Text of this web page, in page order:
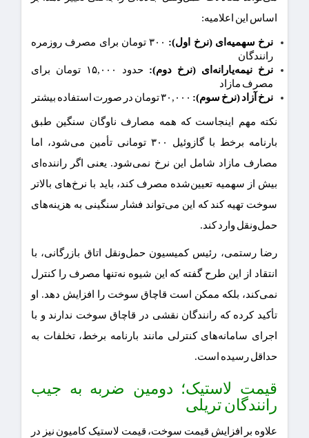
اساس این اعلامیه:
نرخ سهمیه‌ای (نرخ اول):
۳۰۰ تومان برای مصرف روزمره
رانندگان
نرخ نیمه‌یارانه‌ای (نرخ دوم):
حدود ۱۵,۰۰۰ تومان برای
مصرف مازاد
نرخ آزاد (نرخ سوم):
نکته مهم اینجاست که همه مصارف ناوگان سنگین طبق
بارنامه برخط با گازوئیل ۳۰۰ تومانی تأمین می‌شود، اما
مصارف مازاد شامل این نرخ نمی‌شود. یعنی اگر راننده‌ای
بیش از سهمیه تعیین‌شده مصرف کند، باید با نرخ‌های بالاتر
سوخت تهیه کند که این می‌تواند فشار سنگینی به هزینه‌های
حمل‌ونقل وارد کند.
رضا رستمی، رئیس کمیسیون حمل‌ونقل اتاق بازرگانی، با
انتقاد از این طرح گفته که این شیوه نه‌تنها مصرف را کنترل
نمی‌کند، بلکه ممکن است قاچاق سوخت را افزایش دهد. او
تأکید کرده که رانندگان نقشی در قاچاق سوخت ندارند و با
اجرای سامانه‌های کنترلی مانند بارنامه برخط، تخلفات به
حداقل رسیده است.
قیمت لاستیک؛ دومین ضربه به جیب
رانندگان تریلی
علاوه بر افزایش قیمت سوخت، قیمت لاستیک کامیون نیز در